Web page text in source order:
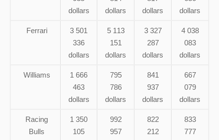
dollars
dollars
dollars
dollars
Ferrari
3 501
336
dollars
5 113
151
dollars
3 327
287
dollars
4 038
083
dollars
Williams
1 666
463
dollars
795
786
dollars
841
937
dollars
667
079
dollars
Racing
Bulls
1 350
105
992
957
822
212
833
777